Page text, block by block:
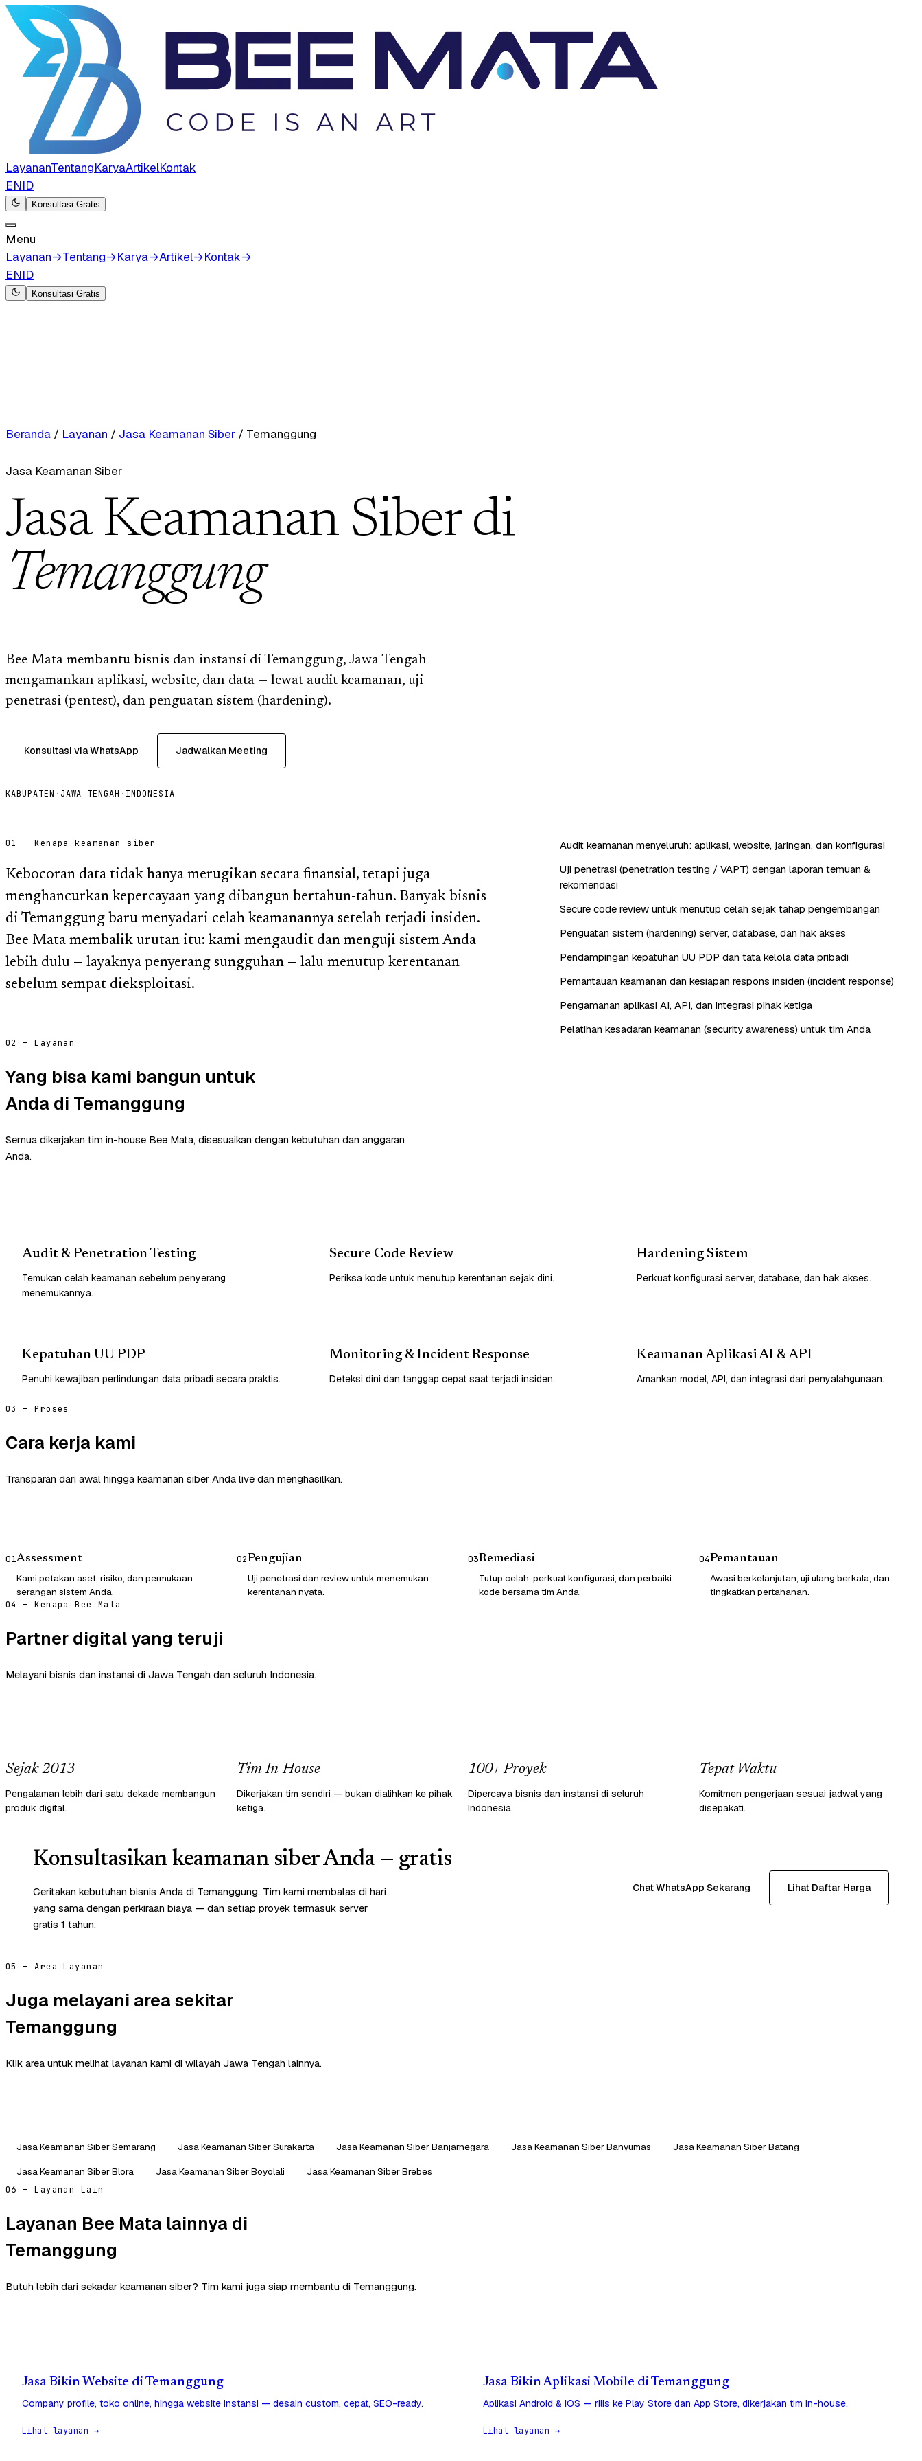
LayananTentangKaryaArtikelKontak
ENID
Konsultasi Gratis
Menu
Layanan→Tentang→Karya→Artikel→Kontak→
ENID
Konsultasi Gratis
Beranda / Layanan / Jasa Keamanan Siber / Temanggung
Jasa Keamanan Siber
Jasa Keamanan Siber di
Temanggung
Bee Mata membantu bisnis dan instansi di Temanggung, Jawa Tengah
mengamankan aplikasi, website, dan data — lewat audit keamanan, uji
penetrasi (pentest), dan penguatan sistem (hardening).
Konsultasi via WhatsApp Jadwalkan Meeting
KABUPATEN · JAWA TENGAH · INDONESIA
01 — Kenapa keamanan siber
Kebocoran data tidak hanya merugikan secara finansial, tetapi juga
menghancurkan kepercayaan yang dibangun bertahun-tahun. Banyak bisnis
di Temanggung baru menyadari celah keamanannya setelah terjadi insiden.
Bee Mata membalik urutan itu: kami mengaudit dan menguji sistem Anda
lebih dulu — layaknya penyerang sungguhan — lalu menutup kerentanan
sebelum sempat dieksploitasi.
Audit keamanan menyeluruh: aplikasi, website, jaringan, dan konfigurasi
Uji penetrasi (penetration testing / VAPT) dengan laporan temuan &
rekomendasi
Secure code review untuk menutup celah sejak tahap pengembangan
Penguatan sistem (hardening) server, database, dan hak akses
Pendampingan kepatuhan UU PDP dan tata kelola data pribadi
Pemantauan keamanan dan kesiapan respons insiden (incident response)
Pengamanan aplikasi AI, API, dan integrasi pihak ketiga
Pelatihan kesadaran keamanan (security awareness) untuk tim Anda
02 — Layanan
Yang bisa kami bangun untuk
Anda di Temanggung
Semua dikerjakan tim in-house Bee Mata, disesuaikan dengan kebutuhan dan anggaran
Anda.
Audit & Penetration Testing
Temukan celah keamanan sebelum penyerang
menemukannya.
Secure Code Review
Periksa kode untuk menutup kerentanan sejak dini.
Hardening Sistem
Perkuat konfigurasi server, database, dan hak akses.
Kepatuhan UU PDP
Penuhi kewajiban perlindungan data pribadi secara praktis.
Monitoring & Incident Response
Deteksi dini dan tanggap cepat saat terjadi insiden.
Keamanan Aplikasi AI & API
Amankan model, API, dan integrasi dari penyalahgunaan.
03 — Proses
Cara kerja kami
Transparan dari awal hingga keamanan siber Anda live dan menghasilkan.
01Assessment
Kami petakan aset, risiko, dan permukaan
serangan sistem Anda.
02Pengujian
Uji penetrasi dan review untuk menemukan
kerentanan nyata.
03Remediasi
Tutup celah, perkuat konfigurasi, dan perbaiki
kode bersama tim Anda.
04Pemantauan
Awasi berkelanjutan, uji ulang berkala, dan
tingkatkan pertahanan.
04 — Kenapa Bee Mata
Partner digital yang teruji
Melayani bisnis dan instansi di Jawa Tengah dan seluruh Indonesia.
Sejak 2013
Pengalaman lebih dari satu dekade membangun
produk digital.
Tim In-House
Dikerjakan tim sendiri — bukan dialihkan ke pihak
ketiga.
100+ Proyek
Dipercaya bisnis dan instansi di seluruh
Indonesia.
Tepat Waktu
Komitmen pengerjaan sesuai jadwal yang
disepakati.
Konsultasikan keamanan siber Anda — gratis
Ceritakan kebutuhan bisnis Anda di Temanggung. Tim kami membalas di hari
yang sama dengan perkiraan biaya — dan setiap proyek termasuk server
gratis 1 tahun.
Chat WhatsApp Sekarang Lihat Daftar Harga
05 — Area Layanan
Juga melayani area sekitar
Temanggung
Klik area untuk melihat layanan kami di wilayah Jawa Tengah lainnya.
Jasa Keamanan Siber Semarang Jasa Keamanan Siber Surakarta Jasa Keamanan Siber Banjarnegara Jasa Keamanan Siber Banyumas
Jasa Keamanan Siber Batang
Jasa Keamanan Siber Blora
Jasa Keamanan Siber Boyolali Jasa Keamanan Siber Brebes
06 — Layanan Lain
Layanan Bee Mata lainnya di
Temanggung
Butuh lebih dari sekadar keamanan siber? Tim kami juga siap membantu di Temanggung.
Jasa Bikin Website di Temanggung
Company profile, toko online, hingga website instansi — desain custom, cepat, SEO-ready.
Lihat layanan →
Jasa Bikin Aplikasi Mobile di Temanggung
Aplikasi Android & iOS — rilis ke Play Store dan App Store, dikerjakan tim in-house.
Lihat layanan →